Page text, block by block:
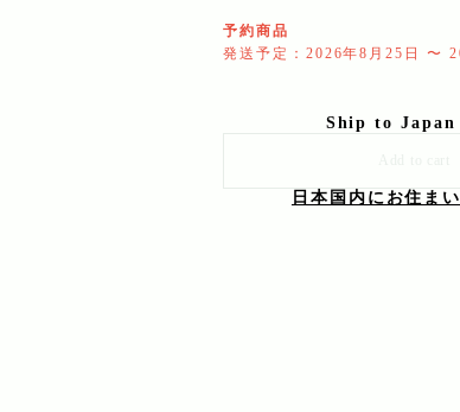
予約商品
発送予定：2026年8月25日 〜
Ship to Japan
日本国内にお住ま